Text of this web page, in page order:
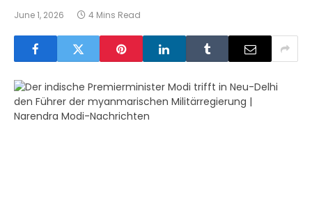
June 1, 2026 4 Mins Read